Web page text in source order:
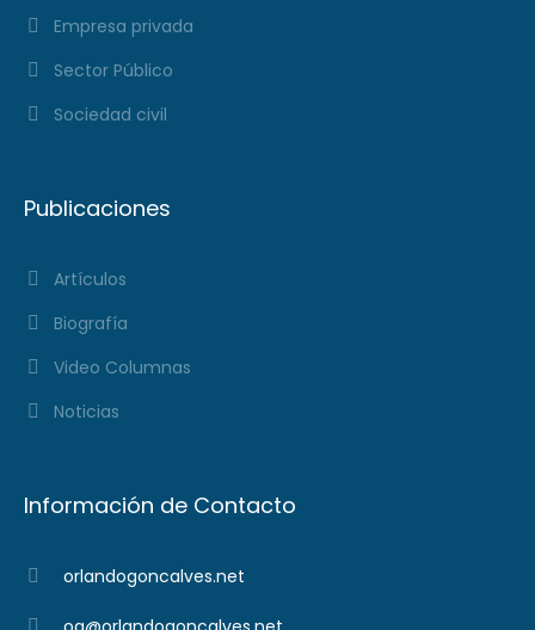
Empresa privada
Sector Público
Sociedad civil
Publicaciones
Artículos
Biografía
Video Columnas
Noticias
Información de Contacto
orlandogoncalves.net